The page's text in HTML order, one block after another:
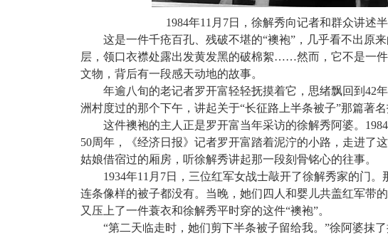
1984年11月7日，徐解秀向记者和群众讲述
这是一件千疮百孔、残破不堪的“襖袍”，几乎看不出原
层，领口衣襟处露出发黄发黑的破棉絮……然而，它不是一
文物，背后有一段感天动地的故事。
年逾八旬的老记者罗开富轻轻抚摸着它，思绪飘回到 42
洲村度过的那个下午，讲起关于“长征路上半条被子”那篇著
这件襖袍的主人正是罗开富当年采访的徐解秀阿婆。
50周年，《经济日报》记者罗开富踏着泥泞的小路，走进了
姑娘借宿过的厢房，听徐解秀讲起那一段刻骨铭心的往事。
1934年11月7日，三位红军女战士敲开了徐解秀家的门
连条像样的被子都没有。当晚，她们四人和婴儿共盖红军带
又压上了一件蓑衣和徐解秀平时穿的这件“襖袍”。
“第二天临走时，她们剪下半条被子留给我。”徐阿婆抹